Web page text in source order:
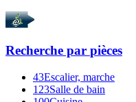
Recherche par pièces
43Escalier, marche
123Salle de bain